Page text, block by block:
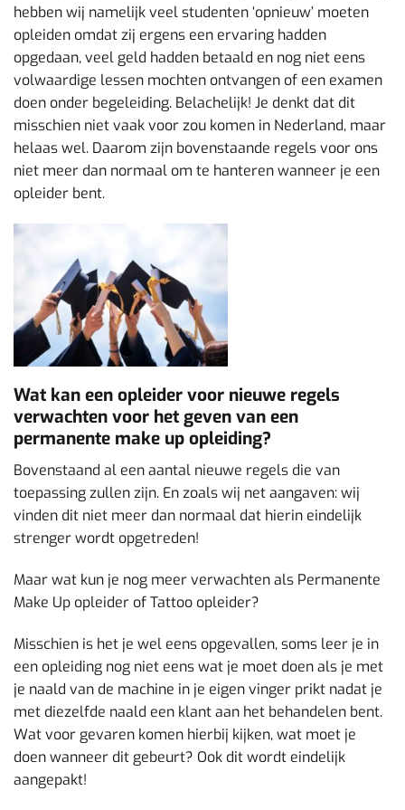
hebben wij namelijk veel studenten ‘opnieuw’ moeten
opleiden omdat zij ergens een ervaring hadden
opgedaan, veel geld hadden betaald en nog niet eens
volwaardige lessen mochten ontvangen of een examen
doen onder begeleiding. Belachelijk! Je denkt dat dit
misschien niet vaak voor zou komen in Nederland, maar
helaas wel. Daarom zijn bovenstaande regels voor ons
niet meer dan normaal om te hanteren wanneer je een
opleider bent.
Wat kan een opleider voor nieuwe regels
verwachten voor het geven van een
permanente make up opleiding?
Bovenstaand al een aantal nieuwe regels die van
toepassing zullen zijn. En zoals wij net aangaven: wij
vinden dit niet meer dan normaal dat hierin eindelijk
strenger wordt opgetreden!
Maar wat kun je nog meer verwachten als Permanente
Make Up opleider of Tattoo opleider?
Misschien is het je wel eens opgevallen, soms leer je in
een opleiding nog niet eens wat je moet doen als je met
je naald van de machine in je eigen vinger prikt nadat je
met diezelfde naald een klant aan het behandelen bent.
Wat voor gevaren komen hierbij kijken, wat moet je
doen wanneer dit gebeurt? Ook dit wordt eindelijk
aangepakt!